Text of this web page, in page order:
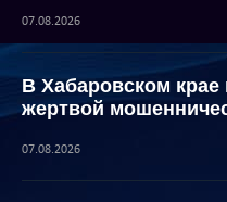
07.08.2026
В Хабаровском крае
жертвой
07.08.2026